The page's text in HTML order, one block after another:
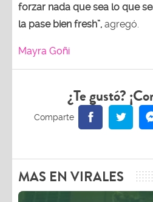
forzar nada que sea lo que
la pase bien fresh”, agregó.
Mayra Goñi
¿Te gustó?
MAS EN VIRALES